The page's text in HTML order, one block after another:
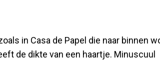
in Casa de Papel die naar binnen
de dikte van een haartje. Minuscuul